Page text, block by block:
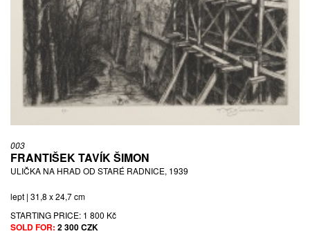
003
FRANTIŠEK TAVÍK ŠIMON
ULIČKA NA HRAD OD STARÉ RADNICE, 1939
lept | 31,8 x 24,7 cm
STARTING PRICE: 1 800 Kč
SOLD FOR: 2 300 CZK